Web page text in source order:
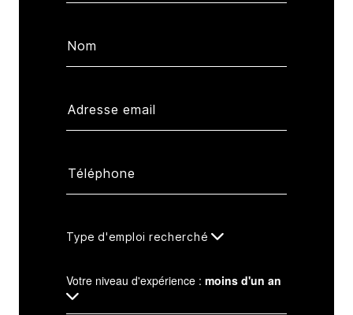
Type d'emploi recherché
Votre niveau d'expérience : moins d'un an